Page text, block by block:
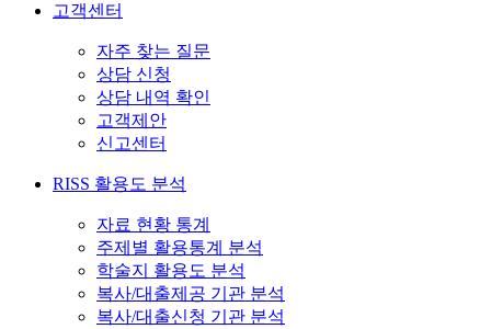
고객센터
자주 찾는 질문
상담 신청
상담 내역 확인
고객제안
신고센터
RISS 활용도 분석
자료 현황 통계
주제별 활용통계 분석
학술지 활용도 분석
복사/대출제공 기관 분석
복사/대출신청 기관 분석